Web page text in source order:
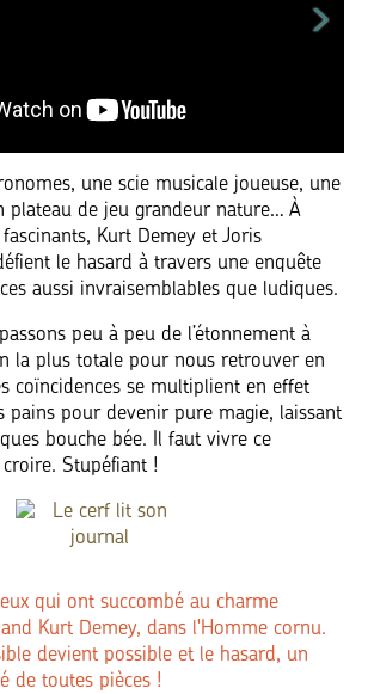
une scie musicale joueuse, une
plateau de jeu grandeur nature… À
Kurt Demey et Joris
le hasard à travers une enquête
aussi invraisemblables que ludiques.
peu à peu de l’étonnement à
la plus totale pour nous retrouver en
coïncidences se multiplient en effet
pains pour devenir pure magie, laissant
bouche bée. Il faut vivre ce
Stupéfiant !
qui ont succombé au charme
Kurt Demey, dans l'Homme cornu.
devient possible et le hasard, un
de toutes pièces !